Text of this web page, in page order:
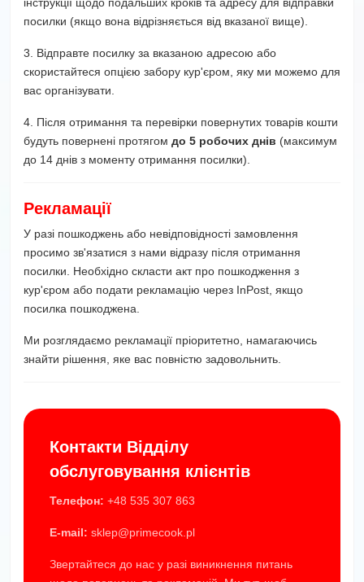
посилки (якщо вона відрізняється від вказаної вище).
3. Відправте посилку за вказаною адресою або
скористайтеся опцією забору кур'єром, яку ми можемо для
вас організувати.
4. Після отримання та перевірки повернутих товарів кошти
будуть повернені протягом до 5 робочих днів (максимум
до 14 днів з моменту отримання посилки).
Рекламації
У разі пошкоджень або невідповідності замовлення
просимо зв'язатися з нами відразу після отримання
посилки. Необхідно скласти акт про пошкодження з
кур'єром або подати рекламацію через InPost, якщо
посилка пошкоджена.
Ми розглядаємо рекламації пріоритетно, намагаючись
знайти рішення, яке вас повністю задовольнить.
Контакти Відділу
обслуговування клієнтів
Телефон: +48 535 307 863
E-mail: sklep@primecook.pl
Звертайтеся до нас у разі виникнення питань